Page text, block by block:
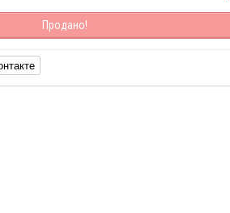
Продано!